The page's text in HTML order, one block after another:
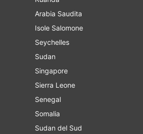
Arabia Saudita
Isole Salomone
Seychelles
Sudan
Singapore
Sierra Leone
Senegal
Somalia
Sudan del Sud